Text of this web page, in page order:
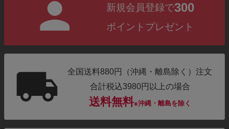
新規会員登録で300
ポイントプレゼント
全国送料880円（沖縄・離島除く）注文
合計税込3980円以上の場合
送料無料※沖縄・離島を除く